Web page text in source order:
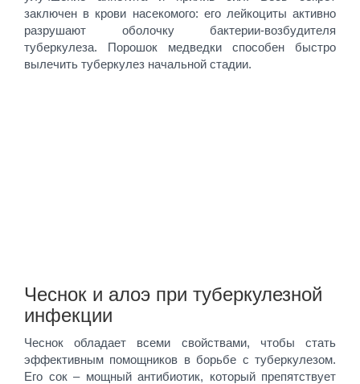
заключен в крови насекомого: его лейкоциты активно
разрушают оболочку бактерии-возбудителя
туберкулеза. Порошок медведки способен быстро
вылечить туберкулез начальной стадии.
Чеснок и алоэ при туберкулезной
инфекции
Чеснок обладает всеми свойствами, чтобы стать
эффективным помощников в борьбе с туберкулезом.
Его сок – мощный антибиотик, который препятствует